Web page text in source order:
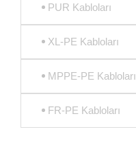
PUR Kabloları
XL-PE Kabloları
MPPE-PE Kabloları
FR-PE Kabloları